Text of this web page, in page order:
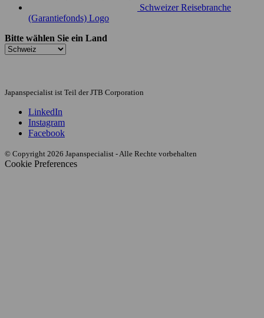
Schweizer Reisebranche
(Garantiefonds) Logo
Bitte wählen Sie ein Land
Japanspecialist ist Teil der JTB Corporation
LinkedIn
Instagram
Facebook
© Copyright 2026 Japanspecialist - Alle Rechte vorbehalten
Cookie Preferences